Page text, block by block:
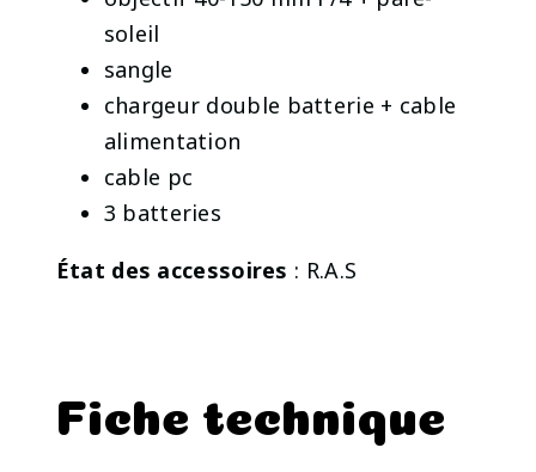
soleil
sangle
chargeur double batterie + cable
alimentation
cable pc
3 batteries
État des accessoires : R.A.S
Fiche technique